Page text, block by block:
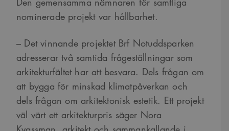
nominerade projekt var hållbarhet.
– Det vinnande projektet Brf Notuddsparken
adresserar två samtida frågeställningar som
arkitekturfältet har att besvara. Dels frågan om
att bygga för minskad klimatpåverkan och
dels frågan om arkitektonisk estetik. Ett projekt
väl värt ett arkitekturpris säger Nora